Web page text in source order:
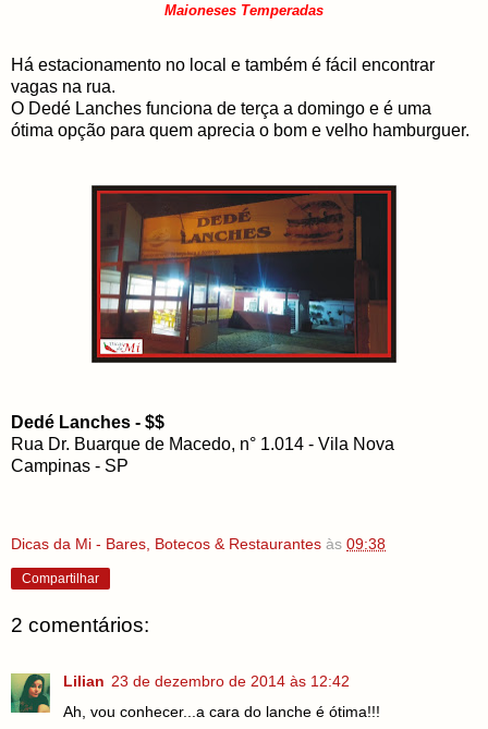
Maioneses Temperadas
Há estacionamento no local e também é fácil encontrar
vagas na rua.
O Dedé Lanches funciona de terça a domingo e é uma
ótima opção para quem aprecia o bom e velho hamburguer.
Dedé Lanches - $$
Rua Dr. Buarque de Macedo, n° 1.014 - Vila Nova
Campinas - SP
Dicas da Mi - Bares, Botecos & Restaurantes às 09:38
Compartilhar
2 comentários:
Lilian 23 de dezembro de 2014 às 12:42
Ah, vou conhecer...a cara do lanche é ótima!!!